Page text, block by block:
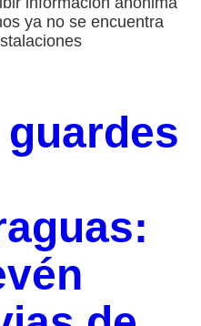
ya no se encuentra
guardes